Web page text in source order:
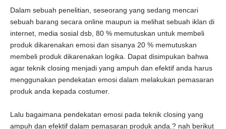
Dalam sebuah penelitian, seseorang yang sedang mencari
sebuah barang secara online maupun ia melihat sebuah iklan di
internet, media sosial dsb, 80 % memutuskan untuk membeli
produk dikarenakan emosi dan sisanya 20 % memutuskan
membeli produk dikarenakan logika. Dapat disimpukan bahwa
agar teknik closing menjadi yang ampuh dan efektif anda harus
menggunakan pendekatan emosi dalam melakukan pemasaran
produk anda kepada costumer.
Lalu bagaimana pendekatan emosi pada teknik closing yang
ampuh dan efektif dalam pemasaran produk anda.? nah berikut